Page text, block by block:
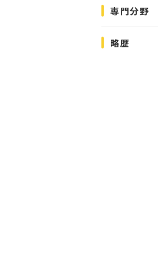
専門分野
略歴